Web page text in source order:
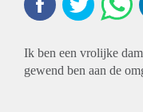
Ik ben een vrolijke
gewend ben aan de